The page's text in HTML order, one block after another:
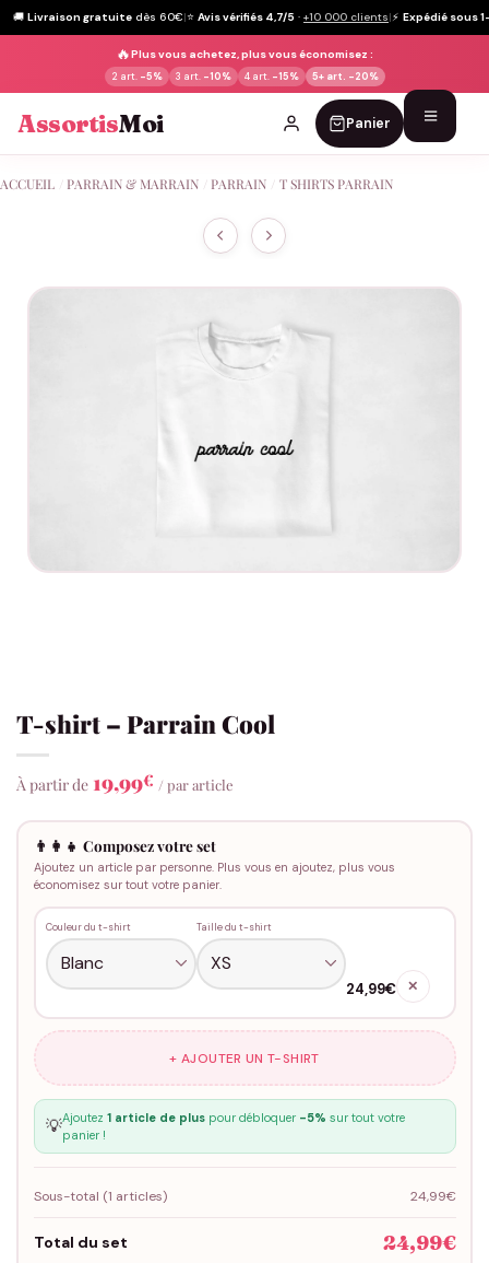
🚚 Livraison gratuite dès 60€|⭐ Avis vérifiés 4,7/5 · +10 000 clients|⚡ Expédié sous
🔥Plus vous achetez, plus vous économisez :
2 art. -5% 3 art. -10% 4 art. -15% 5+ art. -20%
AssortisMoi Panier
au
ACCUEIL PARRAIN & MARRAIN PARRAIN T SHIRTS PARRAIN
T-shirt – Parrain Cool
À partir de 19,99€ / par article
👨‍👩‍👧 Composez votre set
Ajoutez un article par personne. Plus vous en ajoutez, plus vous
économisez sur tout votre panier.
Couleur du t-shirt Taille du t-shirt
24,99€ ✕
+ AJOUTER UN T-SHIRT
💡Ajoutez 1 article de pluspour débloquer -5% sur tout votre
panier !
Sous-total (1 articles) 24,99€
Total du set 24,99€